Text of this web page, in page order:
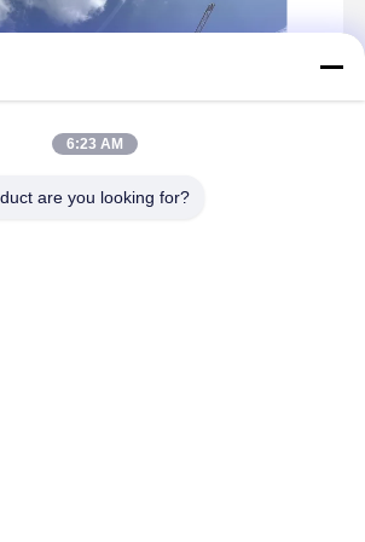
Karat 400L untuk Penggunaan Jangka Panjang
6:23 AM
are you looking for?